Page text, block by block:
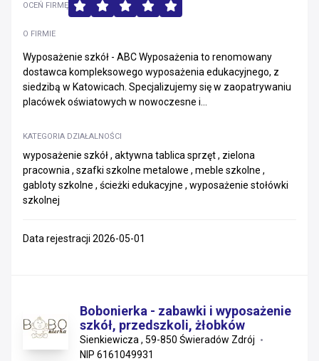
O FIRMIE
Wyposażenie szkół - ABC Wyposażenia to renomowany
dostawca kompleksowego wyposażenia edukacyjnego, z
siedzibą w Katowicach. Specjalizujemy się w zaopatrywaniu
placówek oświatowych w nowoczesne i...
KATEGORIA DZIAŁALNOŚCI
wyposażenie szkół , aktywna tablica sprzęt , zielona
pracownia , szafki szkolne metalowe , meble szkolne ,
gabloty szkolne , ścieżki edukacyjne , wyposażenie stołówki
szkolnej
OCEŃ FIRMĘ
Data rejestracji 2026-05-01
Bobonierka - zabawki i wyposażenie
szkół, przedszkoli, żłobków
Sienkiewicza , 59-850 Świeradów Zdrój
NIP 6161049931